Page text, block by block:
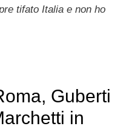
tifato Italia e non ho
Guberti
in